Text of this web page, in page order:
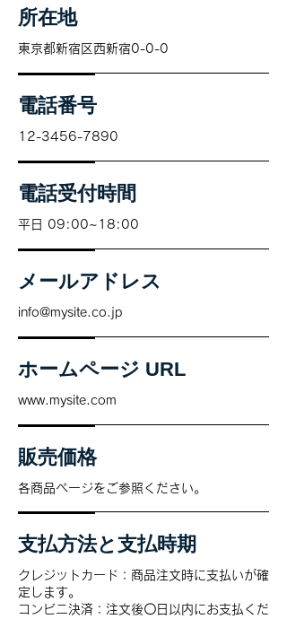
所在地
東京都新宿区西新宿0-0-0
電話番号
12-3456-7890
電話受付時間
平日 09:00~18:00
メールアドレス
info@mysite.co.jp
ホームページ URL
www.mysite.com
販売価格
各商品ページをご参照ください。
支払方法と支払時期
クレジットカード：商品注文時に支払いが確
定します。
コンビニ決済：注文後〇日以内にお支払くだ